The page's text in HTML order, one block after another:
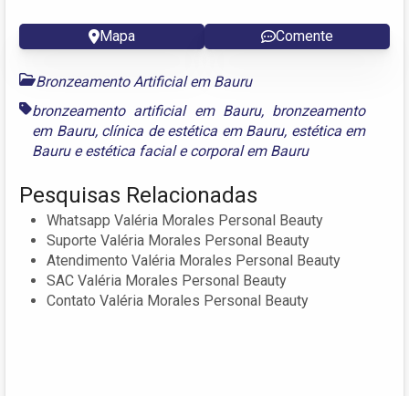
Mapa Comente
Bronzeamento Artificial em Bauru
bronzeamento artificial em Bauru, bronzeamento
em Bauru, clínica de estética em Bauru, estética em
Baurueestética facial e corporal em Bauru
Pesquisas Relacionadas
Whatsapp Valéria Morales Personal Beauty
Suporte Valéria Morales Personal Beauty
Atendimento Valéria Morales Personal Beauty
SAC Valéria Morales Personal Beauty
Contato Valéria Morales Personal Beauty